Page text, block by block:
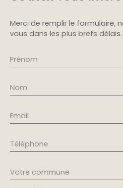
Merci de remplir le formulaire,
vous dans les plus brefs délais.
Prénom
Nom
Email
Téléphone
Votre commune